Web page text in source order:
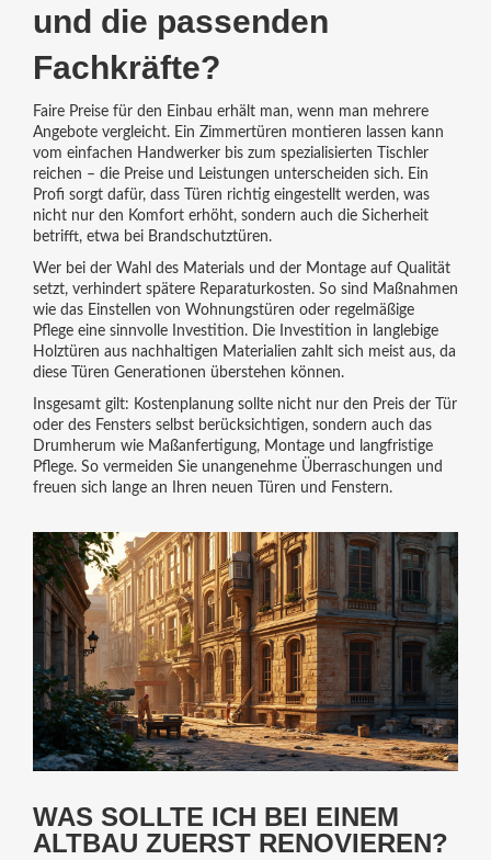
und die passenden
Fachkräfte?
Faire Preise für den Einbau erhält man, wenn man mehrere
Angebote vergleicht. Ein Zimmertüren montieren lassen kann
vom einfachen Handwerker bis zum spezialisierten Tischler
reichen – die Preise und Leistungen unterscheiden sich. Ein
Profi sorgt dafür, dass Türen richtig eingestellt werden, was
nicht nur den Komfort erhöht, sondern auch die Sicherheit
betrifft, etwa bei Brandschutztüren.
Wer bei der Wahl des Materials und der Montage auf Qualität
setzt, verhindert spätere Reparaturkosten. So sind Maßnahmen
wie das Einstellen von Wohnungstüren oder regelmäßige
Pflege eine sinnvolle Investition. Die Investition in langlebige
Holztüren aus nachhaltigen Materialien zahlt sich meist aus, da
diese Türen Generationen überstehen können.
Insgesamt gilt: Kostenplanung sollte nicht nur den Preis der Tür
oder des Fensters selbst berücksichtigen, sondern auch das
Drumherum wie Maßanfertigung, Montage und langfristige
Pflege. So vermeiden Sie unangenehme Überraschungen und
freuen sich lange an Ihren neuen Türen und Fenstern.
WAS SOLLTE ICH BEI EINEM
ALTBAU ZUERST RENOVIEREN?